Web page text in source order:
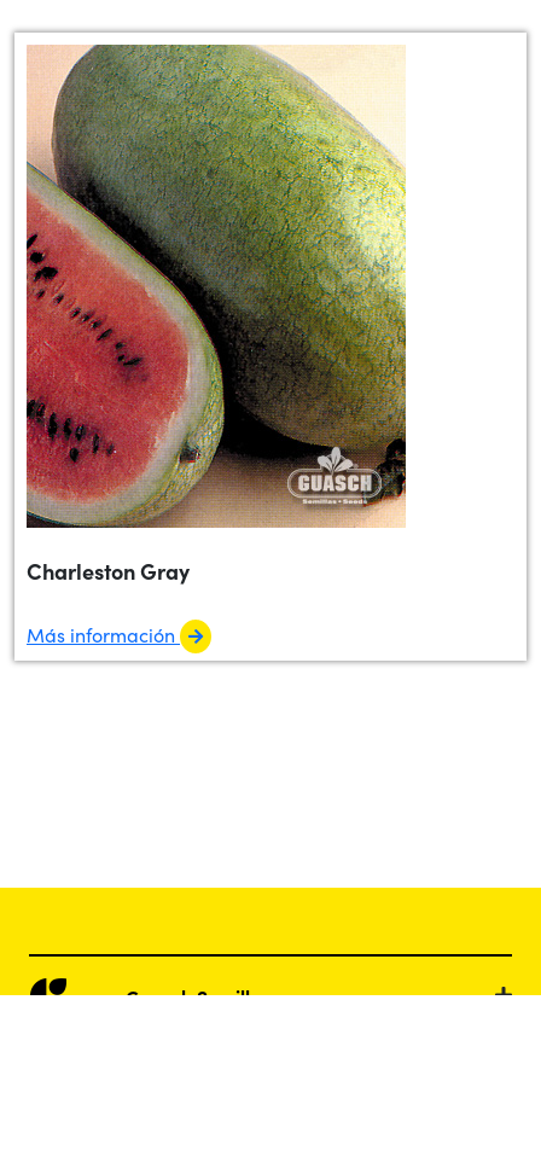
Charleston Gray
Más información
Guasch Semillas